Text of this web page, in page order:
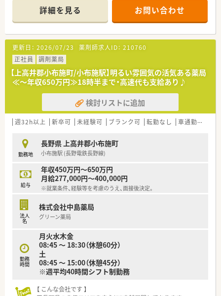
■富士薬品グループ共通の厳しい勤怠管理により、残業時間は月
平均6.6時間と非常に少なく、自分の時間を大切に確保できま
す。
■全社員が対象となる6連休のリフレッシュ休暇制度があるた
め、家族旅行や趣味の時間など、まとまった休日を毎年楽しめま
す。
ひとりに丁寧に向き合える環境です。
■薬剤師は常勤6名、パート8名と手厚い人員体制のため、お互い
に協力し安心して業務に臨めます。
【法人特徴について】
■長野県の北信エリアに7店舗を展開し、地域医療への貢献を目
指す地元に根差した薬局です。
■店舗間が近いドミナント戦略により、急な休みにも柔軟に対応
できる万全のヘルプ体制を構築しています。
■監査システムなどの最新機器を積極的に導入しており、業務効
率と安全性を両立させています。
【職場環境と雰囲気】
■20代から70代まで幅広い年齢層のスタッフが在籍しており、
■アットホームで家族のような社風が根付いており、勤続年数の
長いスタッフが多いことが特徴です。
■子育て中のスタッフも多く、仕事と家庭の両立に対して深い理
解があり、お互いに支え合っています。
【こんな取り組みをしています】
■全店舗に薬剤監査支援システムを導入し、調剤過誤を未然に防
■患者様に快適に過ごしていただくため、接遇面の向上や店内の
クリーンネス（清掃）に力を入れています。
て5年ごとに永年勤続表彰を行っています。
詳細を見る お問い合わせ
更新日： 2026/07/23 薬剤師求人ID： 210760
正社員
調剤薬局
【上高井郡小布施町/小布施駅】明るい雰囲気の活気ある薬局
≪～年収650万円≫18時半まで・高速代も支給あり♪
検討リストに追加
週32h以上 新卒可 未経験可 ブランク可 転勤なし 車通勤可
勤務地
長野県 上高井郡小布施町
小布施駅 (長野電鉄長野線)
給与
年収450万円～650万円
月給277,000円～400,000円
※就業条件、経験等を考慮のうえ、面接後決定。
法人
名
株式会社中島薬局
グリーン薬局
勤務
時間
月火水木金
08:45 ～ 18:30（休憩60分）
土
08:45 ～ 15:00（休憩45分）
※週平均40時間シフト制勤務
【 こんな会社です 】